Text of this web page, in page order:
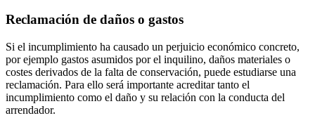
Reclamación de daños o gastos
Si el incumplimiento ha causado un perjuicio económico concreto,
por ejemplo gastos asumidos por el inquilino, daños materiales o
costes derivados de la falta de conservación, puede estudiarse una
reclamación. Para ello será importante acreditar tanto el
incumplimiento como el daño y su relación con la conducta del
arrendador.